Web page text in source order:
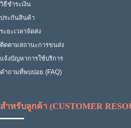
วิธีชำระเงิน
ประกันสินค้า
ระยะเวลาจัดส่ง
ติดตามสถานะการขนส่ง
แจ้งปัญหาการใช้บริการ
คำถามที่พบบ่อย (FAQ)
สำหรับลูกค้า (CUSTOMER